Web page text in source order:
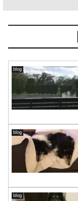
blog
blog
blog